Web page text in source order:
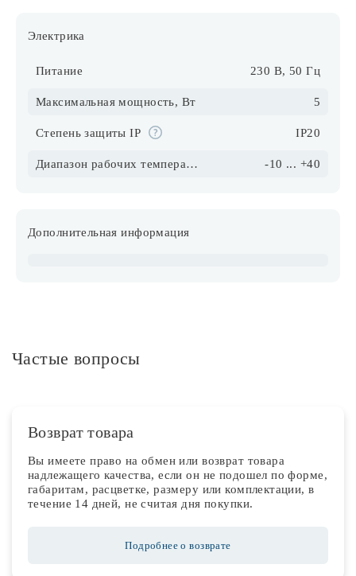
Электрика
Питание 230 В, 50 Гц
Максимальная мощность, Вт 5
Степень защиты IP IP20
Диапазон рабочих температур -10 ... +40
Дополнительная информация
Частые вопросы
Возврат товара
Вы имеете право на обмен или возврат товара
надлежащего качества, если он не подошел по форме,
габаритам, расцветке, размеру или комплектации, в
течение 14 дней, не считая дня покупки.
Подробнее о возврате